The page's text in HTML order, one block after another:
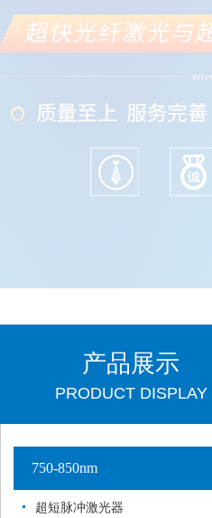
产品展示
PRODUCT DISPLAY
750-850nm
超短脉冲激光器